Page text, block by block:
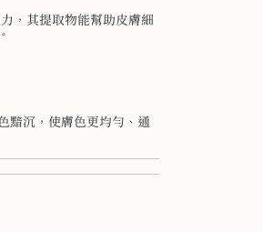
，其提取物能幫助皮膚細
黯沉，使膚色更均勻、通